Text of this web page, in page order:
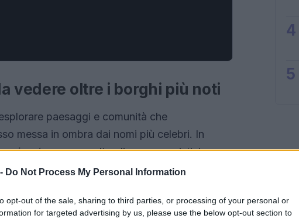
Do Not Process My Personal Information
opt-out of the sale, sharing to third parties, or processing of your personal or
for targeted advertising by us, please use the below opt-out section to
vedere oltre i borghi più noti
paesaggi e comunità che
messa in ombra dai nomi più celebri. In
piccole gemmeculturali e paesaggistiche,
dove l’incontro con artigiani, agricoltori e
4
5